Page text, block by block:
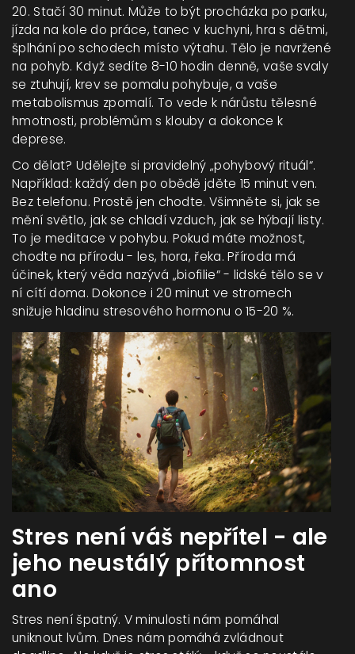
20. Stačí 30 minut. Může to být procházka po parku,
jízda na kole do práce, tanec v kuchyni, hra s dětmi,
šplhání po schodech místo výtahu. Tělo je navržené
na pohyb. Když sedíte 8-10 hodin denně, vaše svaly
se ztuhují, krev se pomalu pohybuje, a vaše
metabolismus zpomalí. To vede k nárůstu tělesné
hmotnosti, problémům s klouby a dokonce k
deprese.
Co dělat? Udělejte si pravidelný „pohybový rituál“.
Například: každý den po obědě jděte 15 minut ven.
Bez telefonu. Prostě jen chodte. Všimněte si, jak se
mění světlo, jak se chladí vzduch, jak se hýbají listy.
To je meditace v pohybu. Pokud máte možnost,
chodte na přírodu - les, hora, řeka. Příroda má
účinek, který věda nazývá „biofilie“ - lidské tělo se v
ní cítí doma. Dokonce i 20 minut ve stromech
snižuje hladinu stresového hormonu o 15-20 %.
Stres není váš nepřítel - ale
jeho neustálý přítomnost
ano
Stres není špatný. V minulosti nám pomáhal
uniknout lvům. Dnes nám pomáhá zvládnout